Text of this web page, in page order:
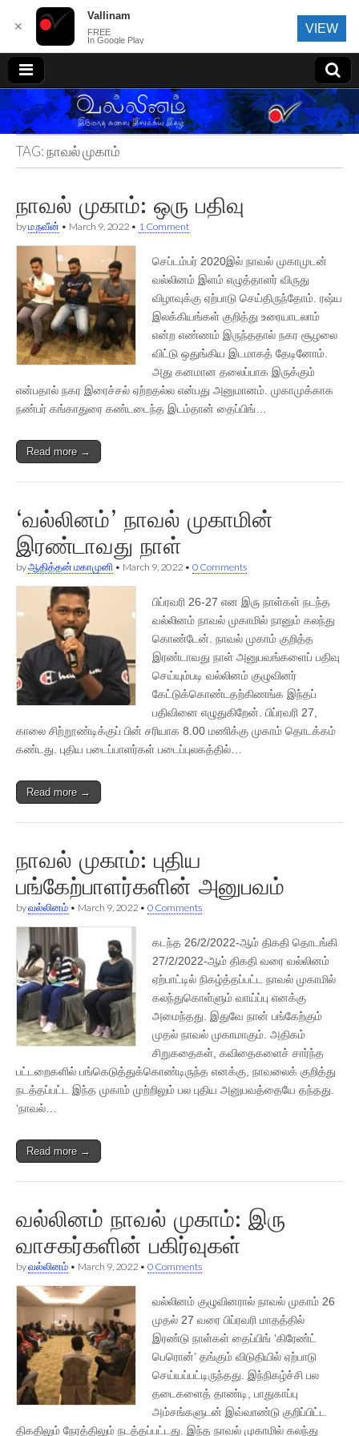
வல்லினம்
TAG:நாவல் முகாம்
நாவல் முகாம்: ஒரு பதிவு
byம.நவீன் • March 9, 2022 • 1 Comment
செப்டம்பர் 2020இல் நாவல் முகாமுடன்
வல்லினம் இளம் எழுத்தாளர் விருது
விழாவுக்கு ஏற்பாடு செய்திருந்தோம். ரஷ்ய
இலக்கியங்கள் குறித்து உரையாடலாம்
என்ற எண்ணம் இருந்ததால் நகர சூழலை
விட்டு ஒதுங்கிய இடமாகத் தேடினோம்.
அது கனமான தலைப்பாக இருக்கும்
என்பதால் நகர இரைச்சல் ஏற்றதல்ல என்பது அனுமானம். முகாமுக்காக
நண்பர் கங்காதுரை கண்டடைந்த இடம்தான் தைப்பிங்…
Read more →
‘வல்லினம்’ நாவல் முகாமின்
இரண்டாவது நாள்
byஆதித்தன் மகாமுனி • March 9, 2022 • 0 Comments
பிப்ரவரி 26-27 என இரு நாள்கள் நடந்த
வல்லினம் நாவல் முகாமில் நானும் கலந்து
கொண்டேன். நாவல் முகாம் குறித்த
இரண்டாவது நாள் அனுபவங்களைப் பதிவு
செய்யும்படி வல்லினம் குழுவினர்
கேட்டுக்கொண்டதற்கிணங்க இந்தப்
பதிவினை எழுதுகிறேன். பிப்ரவரி 27,
காலை சிற்றூண்டிக்குப் பின் சரியாக 8.00 மணிக்கு முகாம் தொடக்கம்
கண்டது. புதிய படைப்பாளர்கள் படைப்புலகத்தில்…
Read more →
நாவல் முகாம்: புதிய
பங்கேற்பாளர்களின் அனுபவம்
byவல்லினம் • March 9, 2022 • 0 Comments
கடந்த 26/2/2022-ஆம் திகதி தொடங்கி
27/2/2022-ஆம் திகதி வரை வல்லினம்
ஏற்பாட்டில் நிகழ்த்தப்பட்ட நாவல் முகாமில்
கலந்துகொள்ளும் வாய்ப்பு எனக்கு
அமைந்தது. இதுவே நான் பங்கேற்கும்
முதல் நாவல் முகாமாகும். அதிகம்
சிறுகதைகள், கவிதைகளைச் சார்ந்த
பட்டறைகளில் பங்கெடுத்துக்கொண்டிருந்த எனக்கு, நாவலைக் குறித்து
நடத்தப்பட்ட இந்த முகாம் முற்றிலும் பல புதிய அனுபவத்தையே தந்தது.
‘நாவல்…
Read more →
வல்லினம் நாவல் முகாம்: இரு
வாசகர்களின் பகிர்வுகள்
byவல்லினம் • March 9, 2022 • 0 Comments
வல்லினம் குழுவினரால் நாவல் முகாம் 26
முதல் 27 வரை பிப்ரவரி மாதத்தில்
இரண்டு நாள்கள் தைப்பிங் ‘கிரேண்ட்
பெரொன்’ தங்கும் விடுதியில் ஏற்பாடு
செய்யப்பட்டிருந்தது. இந்நிகழ்ச்சி பல
தடைகளைத் தாண்டி, பாதுகாப்பு
அம்சங்களுடன் இவ்வாண்டு குறிப்பிட்ட
திகதிலும் நேரத்திலும் நடத்தப்பட்டது. இந்த நாவல் முகாமில் கலந்து
✕
Vallinam
FREE
In Google Play
VIEW